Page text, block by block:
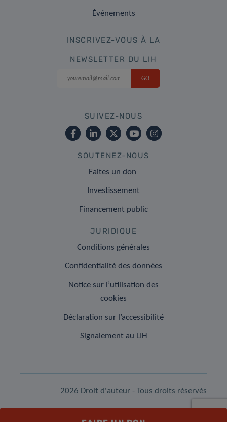
Événements
INSCRIVEZ-VOUS À LA
NEWSLETTER DU LIH
SUIVEZ-NOUS
SOUTENEZ-NOUS
Faites un don
Investissement
Financement public
JURIDIQUE
Conditions générales
Confidentialité des données
Notice sur l’utilisation des
cookies
Déclaration sur l’accessibilité
Signalement au LIH
2026 Droit d'auteur - Tous droits réservés